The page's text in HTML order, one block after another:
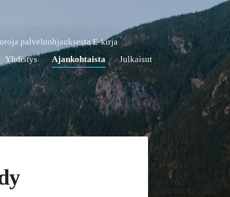
palveluohjauksesta E-kirja
Yhdistys Ajankohtaista
Julkaisut